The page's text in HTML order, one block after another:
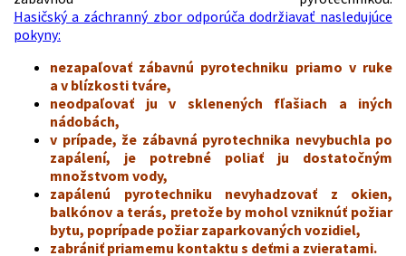
Hasičský a záchranný zbor odporúča dodržiavať nasledujúce
pokyny:
nezapaľovať zábavnú pyrotechniku priamo v ruke
a v blízkosti tváre,
neodpaľovať ju v sklenených fľašiach a iných
nádobách,
v prípade, že zábavná pyrotechnika nevybuchla po
zapálení, je potrebné poliať ju dostatočným
množstvom vody,
zapálenú pyrotechniku nevyhadzovať z okien,
balkónov a terás, pretože by mohol vzniknúť požiar
bytu, poprípade požiar zaparkovaných vozidiel,
zabrániť priamemu kontaktu s deťmi a zvieratami.